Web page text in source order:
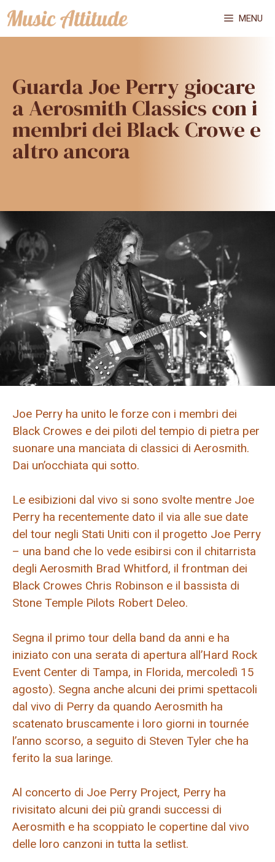
Vai
al
MENU
Guarda Joe Perry giocare
a Aerosmith Classics con i
membri dei Black Crowe e
altro ancora
Joe Perry ha unito le forze con i membri dei
Black Crowes e dei piloti del tempio di pietra per
suonare una manciata di classici di Aerosmith.
Dai un’occhiata qui sotto.
Le esibizioni dal vivo si sono svolte mentre Joe
Perry ha recentemente dato il via alle sue date
del tour negli Stati Uniti con il progetto Joe Perry
– una band che lo vede esibirsi con il chitarrista
degli Aerosmith Brad Whitford, il frontman dei
Black Crowes Chris Robinson e il bassista di
Stone Temple Pilots Robert Deleo.
Segna il primo tour della band da anni e ha
iniziato con una serata di apertura all’Hard Rock
Event Center di Tampa, in Florida, mercoledì 15
agosto). Segna anche alcuni dei primi spettacoli
dal vivo di Perry da quando Aerosmith ha
scatenato bruscamente i loro giorni in tournée
l’anno scorso, a seguito di Steven Tyler che ha
ferito la sua laringe.
Al concerto di Joe Perry Project, Perry ha
rivisitato alcuni dei più grandi successi di
Aerosmith e ha scoppiato le copertine dal vivo
delle loro canzoni in tutta la setlist.